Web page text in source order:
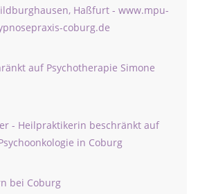
Haßfurt - www.mpu-
coburg.de
auf Psychotherapie Simone
- Heilpraktikerin beschränkt auf
in Coburg
bei Coburg